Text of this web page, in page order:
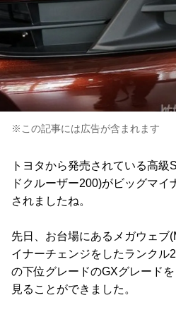
※この記事には広告が含まれます
トヨタから発売されている高
ドクルーザー200)がビッグマイ
されましたね。
先日、お台場にあるメガウェブ
イナーチェンジをしたランクル
の下位グレードのGXグレードを
見ることができました。